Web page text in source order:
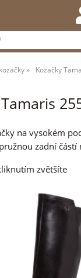
kozačky Kozačky
na vysokém
zadní částí
zvětšíte